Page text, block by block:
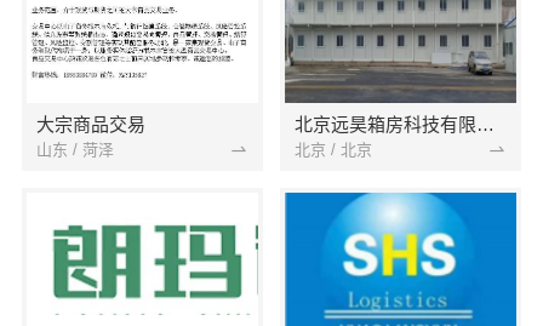
大宗商品交易
山东 / 菏泽
北京远昊箱房科技有限公司
北京 / 北京